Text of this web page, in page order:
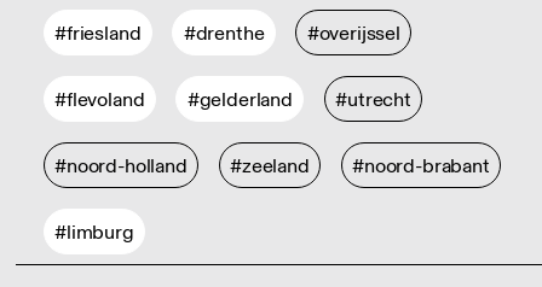
#friesland #drenthe #overijssel
#flevoland #gelderland #utrecht
#noord-holland #zeeland #noord-brabant
#limburg